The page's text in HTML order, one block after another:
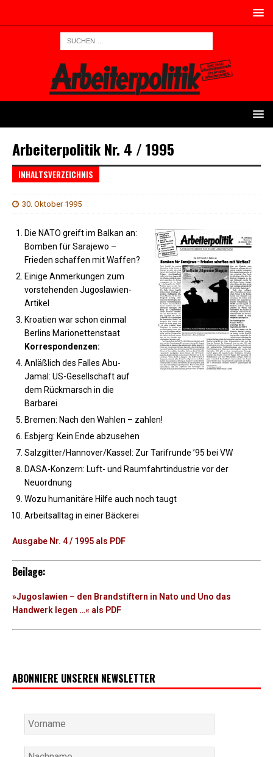
Arbeiterpolitik Nr. 4 / 1995
INHALTSVERZEICHNIS
30. Oktober 1995
Die NATO greift im Balkan an:
Bomben für Sarajewo –
Frieden schaffen mit Waffen?
Einige Anmerkungen zum
vorstehenden Jugoslawien-
Artikel
Kroatien war schon einmal
Berlins Marionettenstaat
Korrespondenzen:
Anläßlich des Falles Abu-
Jamal: US-Gesellschaft auf
dem Rückmarsch in die
Barbarei
Bremen: Nach den Wahlen – zahlen!
Esbjerg: Kein Ende abzusehen
Salzgitter/Hannover/Kassel: Zur Tarifrunde ’95 bei VW
DASA-Konzern: Luft- und Raumfahrtindustrie vor der
Neuordnung
Wozu humanitäre Hilfe auch noch taugt
Arbeitsalltag in einer Bäckerei
Ausgabe Nr. 4 / 1995 als PDF
Beilage:
»Jugoslawien – den Brandstiftern in Nato und Uno das
Handwerk legen …« als PDF
ABONNIERE UNSEREN NEWSLETTER